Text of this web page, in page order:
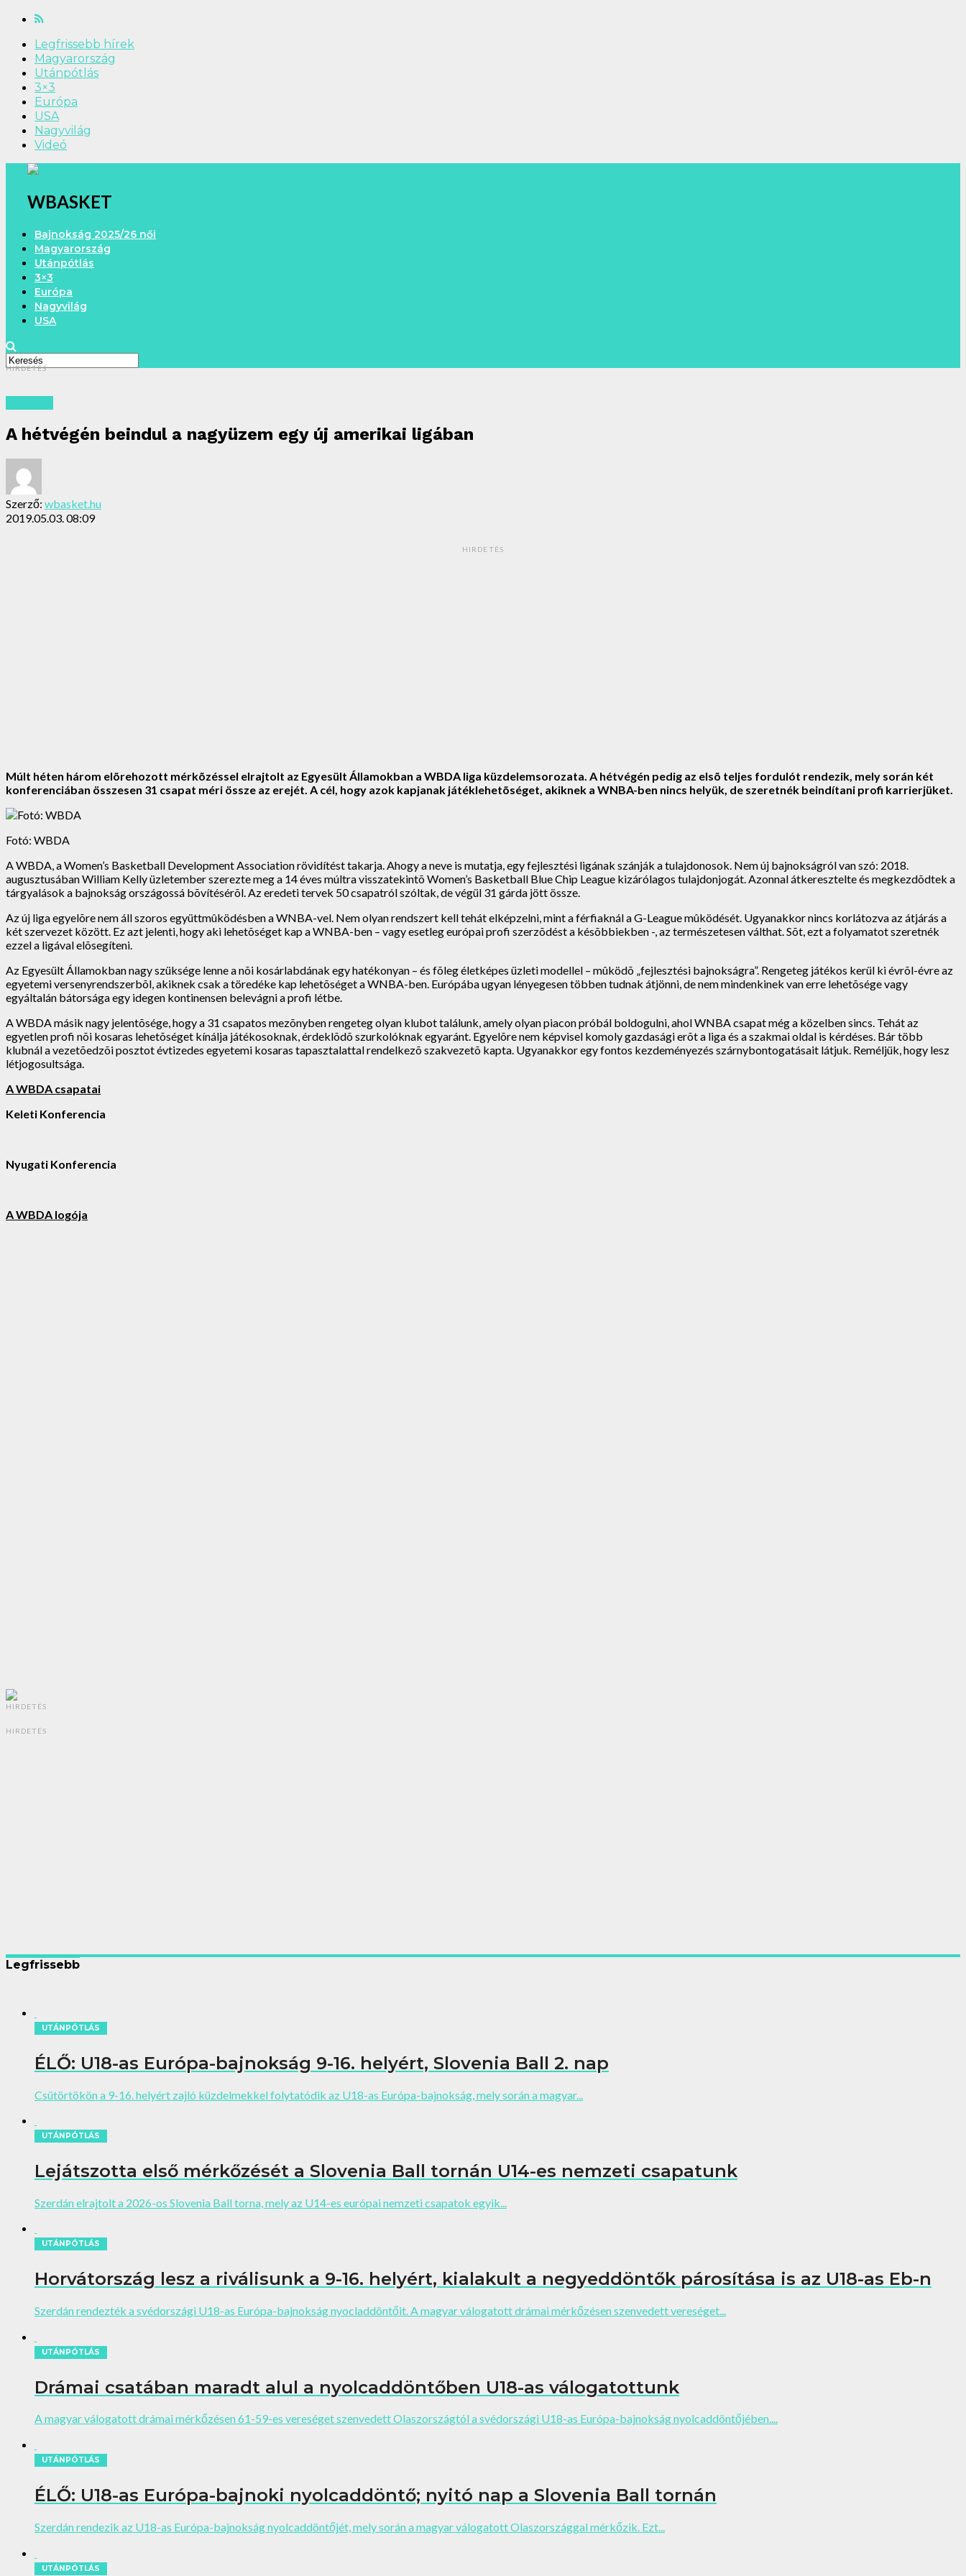
Legfrissebb hírek
Magyarország
Utánpótlás
3×3
Európa
USA
Nagyvilág
Videó
WBASKET
Bajnokság 2025/26 női
Magyarország
Utánpótlás
3×3
Európa
Nagyvilág
USA
HIRDETÉS
A hétvégén beindul a nagyüzem egy új amerikai ligában
Szerző: wbasket.hu
2019.05.03. 08:09
HIRDETÉS
Múlt héten három elõrehozott mérkõzéssel elrajtolt az Egyesült Államokban a WBDA liga küzdelemsorozata. A hétvégén pedig az elsõ teljes fordulót rendezik, mely során két
konferenciában összesen 31 csapat méri össze az erejét. A cél, hogy azok kapjanak játéklehetõséget, akiknek a WNBA-ben nincs helyük, de szeretnék beindítani profi karrierjüket.
Fotó: WBDA
A WBDA, a Women’s Basketball Development Association rövidítést takarja. Ahogy a neve is mutatja, egy fejlesztési ligának szánják a tulajdonosok. Nem új bajnokságról van szó: 2018.
augusztusában William Kelly üzletember szerezte meg a 14 éves múltra visszatekintõ Women’s Basketball Blue Chip League kizárólagos tulajdonjogát. Azonnal átkeresztelte és megkezdõdtek a
tárgyalások a bajnokság országossá bõvítésérõl. Az eredeti tervek 50 csapatról szóltak, de végül 31 gárda jött össze.
Az új liga egyelõre nem áll szoros együttmûködésben a WNBA-vel. Nem olyan rendszert kell tehát elképzelni, mint a férfiaknál a G-League mûködését. Ugyanakkor nincs korlátozva az átjárás a
két szervezet között. Ez azt jelenti, hogy aki lehetõséget kap a WNBA-ben – vagy esetleg európai profi szerzõdést a késõbbiekben -, az természetesen válthat. Sõt, ezt a folyamatot szeretnék
ezzel a ligával elõsegíteni.
Az Egyesült Államokban nagy szüksége lenne a nõi kosárlabdának egy hatékonyan – és fõleg életképes üzleti modellel – mûködõ „fejlesztési bajnokságra”. Rengeteg játékos kerül ki évrõl-évre az
egyetemi versenyrendszerbõl, akiknek csak a töredéke kap lehetõséget a WNBA-ben. Európába ugyan lényegesen többen tudnak átjönni, de nem mindenkinek van erre lehetõsége vagy
egyáltalán bátorsága egy idegen kontinensen belevágni a profi létbe.
A WBDA másik nagy jelentõsége, hogy a 31 csapatos mezõnyben rengeteg olyan klubot találunk, amely olyan piacon próbál boldogulni, ahol WNBA csapat még a közelben sincs. Tehát az
egyetlen profi nõi kosaras lehetõséget kínálja játékosoknak, érdeklõdõ szurkolóknak egyaránt. Egyelõre nem képvisel komoly gazdasági erõt a liga és a szakmai oldal is kérdéses. Bár több
klubnál a vezetõedzõi posztot évtizedes egyetemi kosaras tapasztalattal rendelkezõ szakvezetõ kapta. Ugyanakkor egy fontos kezdeményezés szárnybontogatásait látjuk. Reméljük, hogy lesz
létjogosultsága.
A WBDA csapatai
Keleti Konferencia
Nyugati Konferencia
A WBDA logója
HIRDETÉS
HIRDETÉS
Legfrissebb
UTÁNPÓTLÁS
ÉLŐ: U18-as Európa-bajnokság 9-16. helyért, Slovenia Ball 2. nap
Csütörtökön a 9-16. helyért zajló küzdelmekkel folytatódik az U18-as Európa-bajnokság, mely során a magyar...
UTÁNPÓTLÁS
Lejátszotta első mérkőzését a Slovenia Ball tornán U14-es nemzeti csapatunk
Szerdán elrajtolt a 2026-os Slovenia Ball torna, mely az U14-es európai nemzeti csapatok egyik...
UTÁNPÓTLÁS
Horvátország lesz a riválisunk a 9-16. helyért, kialakult a negyeddöntők párosítása is az U18-as Eb-n
Szerdán rendezték a svédországi U18-as Európa-bajnokság nyocladdöntőit. A magyar válogatott drámai mérkőzésen szenvedett vereséget...
UTÁNPÓTLÁS
Drámai csatában maradt alul a nyolcaddöntőben U18-as válogatottunk
A magyar válogatott drámai mérkőzésen 61-59-es vereséget szenvedett Olaszországtól a svédországi U18-as Európa-bajnokság nyolcaddöntőjében....
UTÁNPÓTLÁS
ÉLŐ: U18-as Európa-bajnoki nyolcaddöntő; nyitó nap a Slovenia Ball tornán
Szerdán rendezik az U18-as Európa-bajnokság nyolcaddöntőjét, mely során a magyar válogatott Olaszországgal mérkőzik. Ezt...
UTÁNPÓTLÁS